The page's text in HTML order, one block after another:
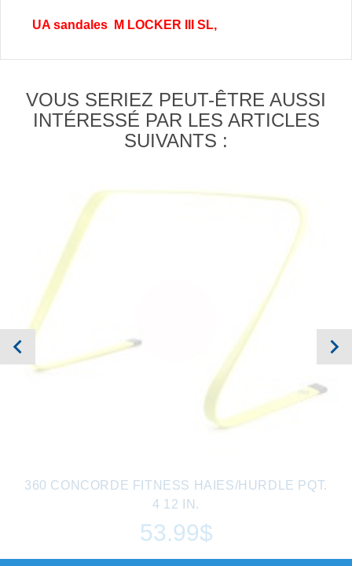
UA sandales M LOCKER III SL,
VOUS SERIEZ PEUT-ÊTRE AUSSI
INTÉRESSÉ PAR LES ARTICLES
SUIVANTS :
360 CONCORDE FITNESS HAIES/HURDLE PQT.
4 12 IN.
53.99$